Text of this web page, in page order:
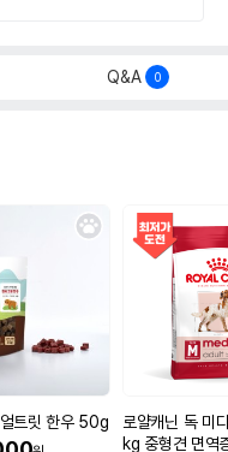
Q&A 0
트릿 한우 50g
로얄캐닌 독 미
kg 중형견 면역